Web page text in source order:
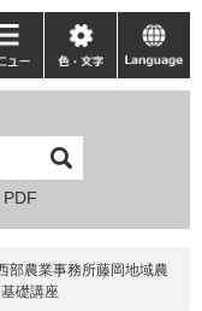
PDF
色・
文
language
部農業事務所藤岡地域農
礎講座